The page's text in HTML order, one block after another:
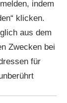
indem
klicken.
aus dem
Zwecken bei
für